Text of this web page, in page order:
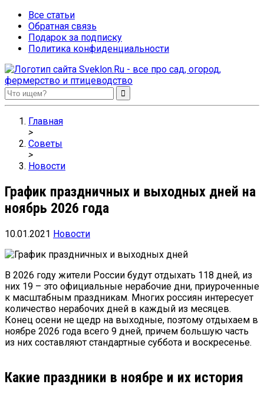
Все статьи
Обратная связь
Подарок за подписку
Политика конфиденциальности
Sveklon.Ru – все про сад, огород, фермерство и птицеводство
Главная
>
Советы
>
Новости
График праздничных и выходных дней на
ноябрь 2026 года
10.01.2021 Новости
В 2026 году жители России будут отдыхать 118 дней, из
них 19 – это официальные нерабочие дни, приуроченные
к масштабным праздникам. Многих россиян интересует
количество нерабочих дней в каждый из месяцев.
Конец осени не щедр на выходные, поэтому отдыхаем в
ноябре 2026 года всего 9 дней, причем большую часть
из них составляют стандартные суббота и воскресенье.
Какие праздники в ноябре и их история